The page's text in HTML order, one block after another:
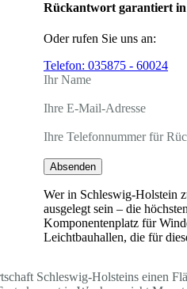
Rückantwort garantiert in
Oder rufen Sie uns an:
Telefon: 035875 - 60024
Ihr Name
Ihre E-Mail-Adresse
Ihre Telefonnummer für
Absenden
Wer in Schleswig-Holstein
ausgelegt sein – die
Komponentenplatz für
Leichtbauhallen, die für
Schleswig-Holsteins einen